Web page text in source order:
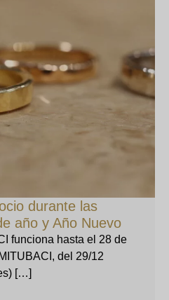
durante las
año y Año Nuevo
funciona hasta el 28 de
del 29/12
[…]